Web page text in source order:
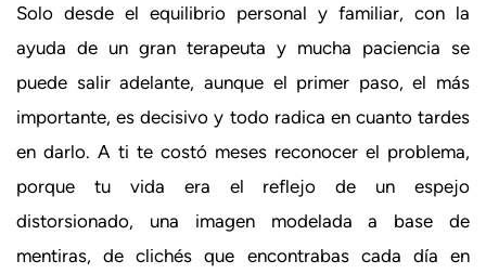
Solo desde el equilibrio personal y familiar, con la
ayuda de un gran terapeuta y mucha paciencia se
puede salir adelante, aunque el primer paso, el más
importante, es decisivo y todo radica en cuanto tardes
en darlo. A ti te costó meses reconocer el problema,
porque tu vida era el reflejo de un espejo
distorsionado, una imagen modelada a base de
mentiras, de clichés que encontrabas cada día en